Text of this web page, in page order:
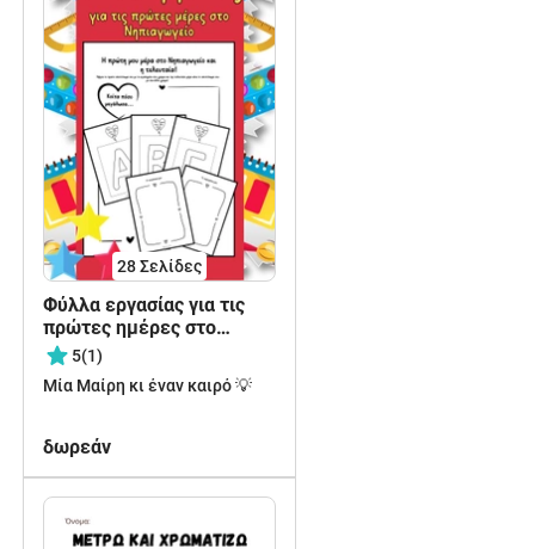
28Σελίδες
Φύλλα εργασίας για τις
πρώτες ημέρες στο
Νηπιαγωγείο
5(1)
Μία Μαίρη κι έναν καιρό 💡
δωρεάν